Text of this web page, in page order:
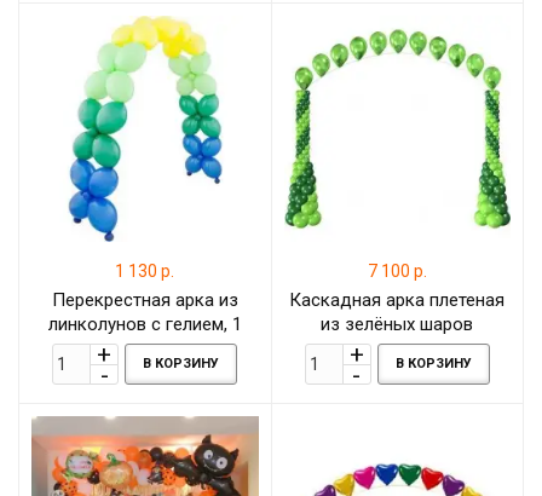
1 130 р.
Перекрестная арка из
линколунов с гелием, 1
метр
В КОРЗИНУ
7 100 р.
Каскадная арка плетеная
из зелёных шаров
В КОРЗИНУ